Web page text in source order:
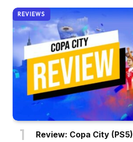
REVIEWS
Review: Copa City (PS5)